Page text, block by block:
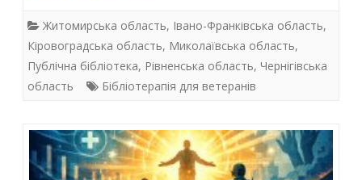
ветеранів
(ч.2)
e
b
o
k
itt
er
at
s
A
p
k
e
dI
Житомирська область, Івано-Франківська область,
Кіровоградська область, Миколаївська область,
Публічна бібліотека, Рівненська область, Чернігівська
область
Бібліотерапія для ветеранів